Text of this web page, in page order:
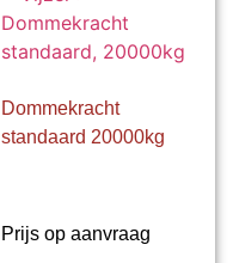
Dommekracht
standaard 20000kg
Prijs op aanvraag